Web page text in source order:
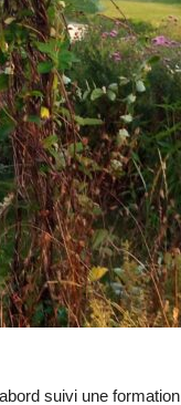
–
Hebdo25
suivi une formation